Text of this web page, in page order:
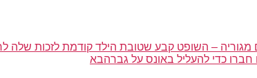
– השופט קבע שטובת הילד קודמת לזכות שלה
כדי להעליל באונס על גברהבא